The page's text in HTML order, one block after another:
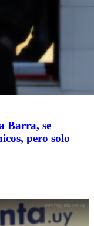
Barra, se
pero solo